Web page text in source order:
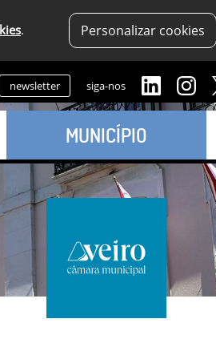
. Personalizar cookies
newsletter siga-nos
MUNICÍPIO